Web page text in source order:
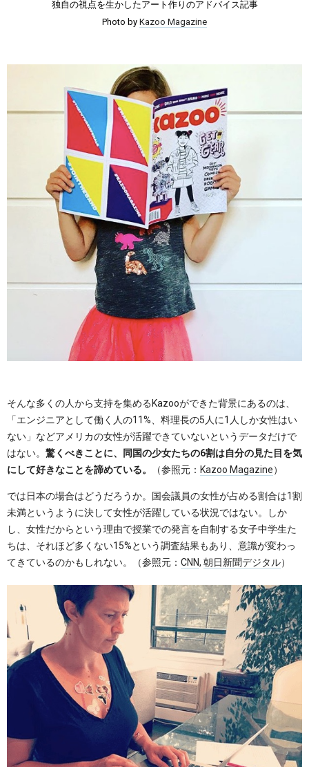
独自の視点を生かしたアート作りのアドバイス記事
Photo by Kazoo Magazine
そんな多くの人から支持を集めるKazooができた背景にあるのは、
「エンジニアとして働く人の11%、料理長の5人に1人しか女性はい
ない」などアメリカの女性が活躍できていないというデータだけで
はない。 驚くべきことに、同国の少女たちの6割は自分の見た目を気
にして好きなことを諦めている。
（参照元： Kazoo Magazine）
では日本の場合はどうだろうか。国会議員の女性が占める割合は1割
未満というように決して女性が活躍している状況ではない。しか
し、女性だからという理由で授業での発言を自制する女子中学生た
ちは、それほど多くない15%という調査結果もあり、意識が変わっ
てきているのかもしれない。（参照元： CNN, 朝日新聞デジタル）